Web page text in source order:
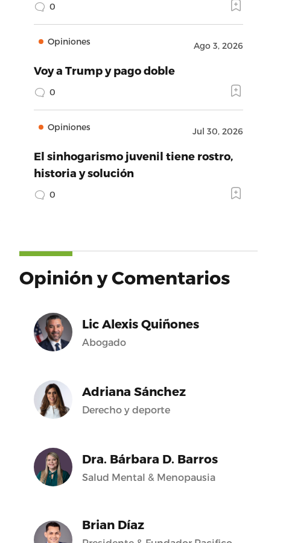
0
Opiniones Ago 3, 2026
Voy a Trump y pago doble
0
Opiniones Jul 30, 2026
El sinhogarismo juvenil tiene rostro,
historia y solución
0
Opinión y Comentarios
Lic Alexis Quiñones
Abogado
Adriana Sánchez
Derecho y deporte
Dra. Bárbara D. Barros
Salud Mental & Menopausia
Brian Díaz